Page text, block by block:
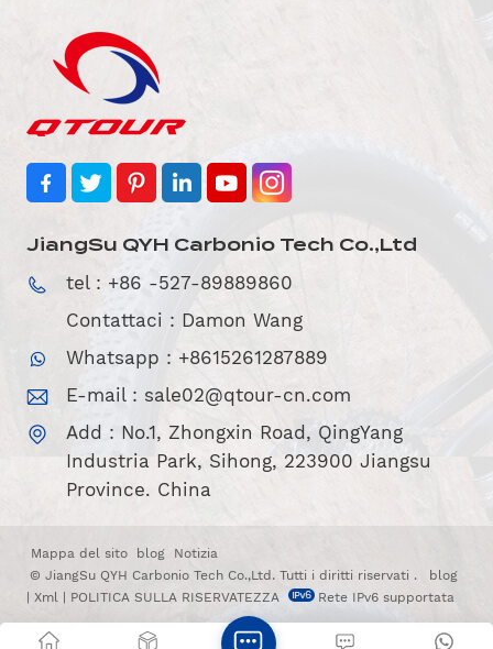
JiangSu QYH Carbonio Tech Co.,Ltd
tel : +86 -527-89889860
Contattaci : Damon Wang
Whatsapp : +8615261287889
E-mail : sale02@qtour-cn.com
Add : No.1, Zhongxin Road, QingYang
Industria Park, Sihong, 223900 Jiangsu
Province. China
Mappa del sito blog
Notizia
© JiangSu QYH Carbonio Tech Co.,Ltd. Tutti i diritti riservati .
blog
Xml POLITICA SULLA RISERVATEZZA Rete IPv6 supportata